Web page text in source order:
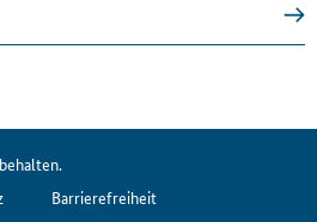
Barrierefreiheit